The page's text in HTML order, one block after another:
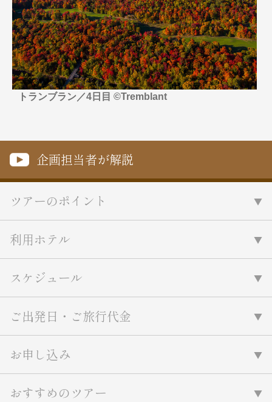
名門・名物ホテルに泊まる
特別企画
グルメ
リゾート
一都市滞在
お祭り・イベント
絶景
日系航空会社で行く
世界遺産を訪れる
1度は見てみたい遺跡
クルーズ
音楽鑑賞
名画鑑賞
お花・紅葉
鉄道の旅
1名様からの旅
航空）
TWILIGHT EXPRESS 瑞風
美食・旬の味覚を味わう
アドベンチャーツーリズム・ウォー
キング
観光列車
島旅
芸術鑑賞（美術、音楽）・講師同行
トランブラン／4日目 ©Tremblant
企画担当者が解説
ツアーのポイント
利用ホテル
スケジュール
ご出発日・ご旅行代金
お申し込み
おすすめのツアー